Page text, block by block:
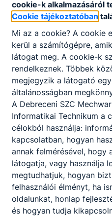
cookie-k alkalmazásáról
Cookie tájékoztatóban
Mi az a cookie? A cookie
kerül a számítógépre,
látogat meg. A cookie-k
rendelkeznek. Többek
megjegyzik a látogató
általánosságban
A Debreceni SZC
Informatikai Technikum a
célokból használja:
kapcsolatban, hogyan
annak felmérésével, hogy
látogatja, vagy használja
megtudhatjuk, hogyan
felhasználói élményt, ha
oldalunkat, honlap
és hogyan tudja